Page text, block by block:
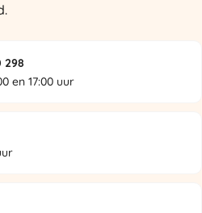
298
en 17:00 uur